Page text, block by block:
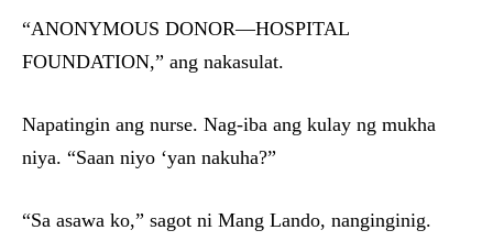
“ANONYMOUS DONOR—HOSPITAL
FOUNDATION,” ang nakasulat.
Napatingin ang nurse. Nag-iba ang kulay ng mukha
niya. “Saan niyo ‘yan nakuha?”
“Sa asawa ko,” sagot ni Mang Lando, nanginginig.